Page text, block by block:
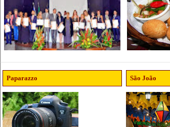
Paparazzo São João